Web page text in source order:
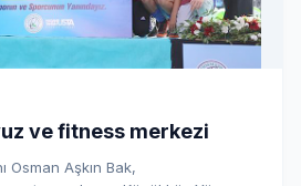
ve fitness merkezi
Osman Aşkın Bak,